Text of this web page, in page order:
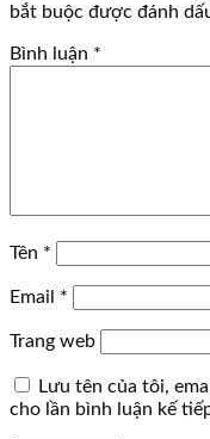
bắt buộc được đánh
Bình luận *
Tên *
Email *
Trang web
Lưu tên của tôi,
cho lần bình luận kế